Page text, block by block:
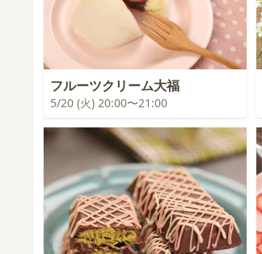
フルーツクリーム大福
5/20 (火) 20:00〜21:00